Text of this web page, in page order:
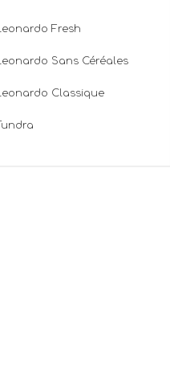
Fresh
Sans Céréales
Classique
Tundra